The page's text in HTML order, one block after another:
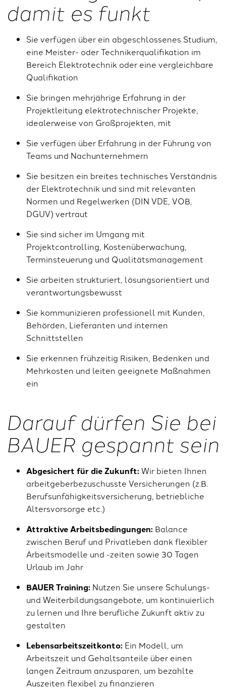
damit es funkt
Sie verfügen über ein abgeschlossenes Studium,
eine Meister- oder Technikerqualifikation im
Bereich Elektrotechnik oder eine vergleichbare
Qualifikation
Sie bringen mehrjährige Erfahrung in der
Projektleitung elektrotechnischer Projekte,
idealerweise von Großprojekten, mit
Sie verfügen über Erfahrung in der Führung von
Teams und Nachunternehmern
Sie besitzen ein breites technisches Verständnis
der Elektrotechnik und sind mit relevanten
Normen und Regelwerken (DIN VDE, VOB,
DGUV) vertraut
Sie sind sicher im Umgang mit
Projektcontrolling, Kostenüberwachung,
Terminsteuerung und Qualitätsmanagement
Sie arbeiten strukturiert, lösungsorientiert und
verantwortungsbewusst
Sie kommunizieren professionell mit Kunden,
Behörden, Lieferanten und internen
Schnittstellen
Sie erkennen frühzeitig Risiken, Bedenken und
Mehrkosten und leiten geeignete Maßnahmen
ein
Darauf dürfen Sie bei
BAUER gespannt sein
Abgesichert für die Zukunft:Wir bieten Ihnen
arbeitgeberbezuschusste Versicherungen (z.B.
Berufsunfähigkeitsversicherung, betriebliche
Altersvorsorge etc.)
Attraktive Arbeitsbedingungen: Balance
zwischen Beruf und Privatleben dank flexibler
Arbeitsmodelle und -zeiten sowie 30 Tagen
Urlaub im Jahr
BAUER Training: Nutzen Sie unsere Schulungs-
und Weiterbildungsangebote, um kontinuierlich
zu lernen und Ihre berufliche Zukunft aktiv zu
gestalten
Lebensarbeitszeitkonto: Ein Modell, um
Arbeitszeit und Gehaltsanteile über einen
langen Zeitraum anzusparen, um bezahlte
Auszeiten flexibel zu finanzieren